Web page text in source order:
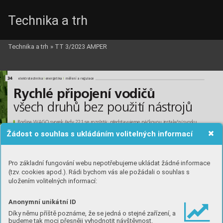
Žádost o souhlas s ukládáním volitelných informací
Pro základní fungování webu nepotřebujeme ukládat žádné informace
(tzv. cookies apod.). Rádi bychom vás ale požádali o souhlas s
uložením volitelných informací:
Anonymní unikátní ID
Díky němu příště poznáme, že se jedná o stejné zařízení, a
budeme tak moci přesněji vyhodnotit návštěvnost.
elektrotechnika energetika měření a regulace
34
Rychlé připojení vodičů
všech druhů bez použití nástrojů
Rodina WAGO svorek řady 221 se rozrůstá: představujeme páčkovou instalační svorku
Technika a trh
Technika a trh » TT 3/2023 AMPER